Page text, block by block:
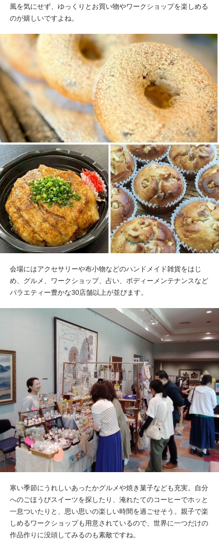
風を気にせず、ゆっくりとお買い物やワークショップを楽しめる
のが嬉しいですよね。
会場にはアクセサリーや布小物などのハンドメイド雑貨をはじ
め、グルメ、ワークショップ、占い、ボディーメンテナンスなど
バラエティー豊かな30店舗以上が並びます。
寒い季節にうれしいあったかグルメや焼き菓子なども充実。自分
へのごほうびスイーツを探したり、淹れたてのコーヒーでホッと
一息ついたりと、思い思いの楽しい時間を過ごせそう。親子で楽
しめるワークショップも用意されているので、世界に一つだけの
作品作りに没頭してみるのも素敵ですね。